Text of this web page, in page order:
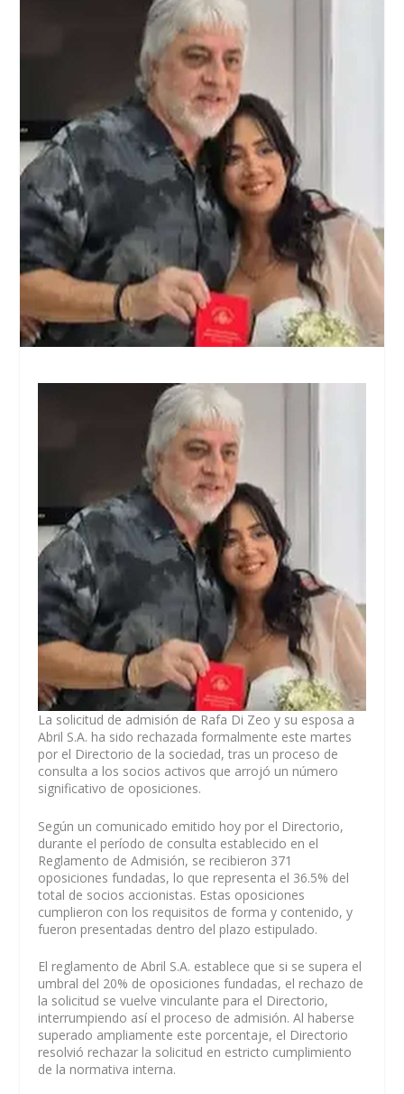
La solicitud de admisión de Rafa Di Zeo y su esposa a
Abril S.A. ha sido rechazada formalmente este martes
por el Directorio de la sociedad, tras un proceso de
consulta a los socios activos que arrojó un número
significativo de oposiciones.
Según un comunicado emitido hoy por el Directorio,
durante el período de consulta establecido en el
Reglamento de Admisión, se recibieron 371
oposiciones fundadas, lo que representa el 36.5% del
total de socios accionistas. Estas oposiciones
cumplieron con los requisitos de forma y contenido, y
fueron presentadas dentro del plazo estipulado.
El reglamento de Abril S.A. establece que si se supera el
umbral del 20% de oposiciones fundadas, el rechazo de
la solicitud se vuelve vinculante para el Directorio,
interrumpiendo así el proceso de admisión. Al haberse
superado ampliamente este porcentaje, el Directorio
resolvió rechazar la solicitud en estricto cumplimiento
de la normativa interna.